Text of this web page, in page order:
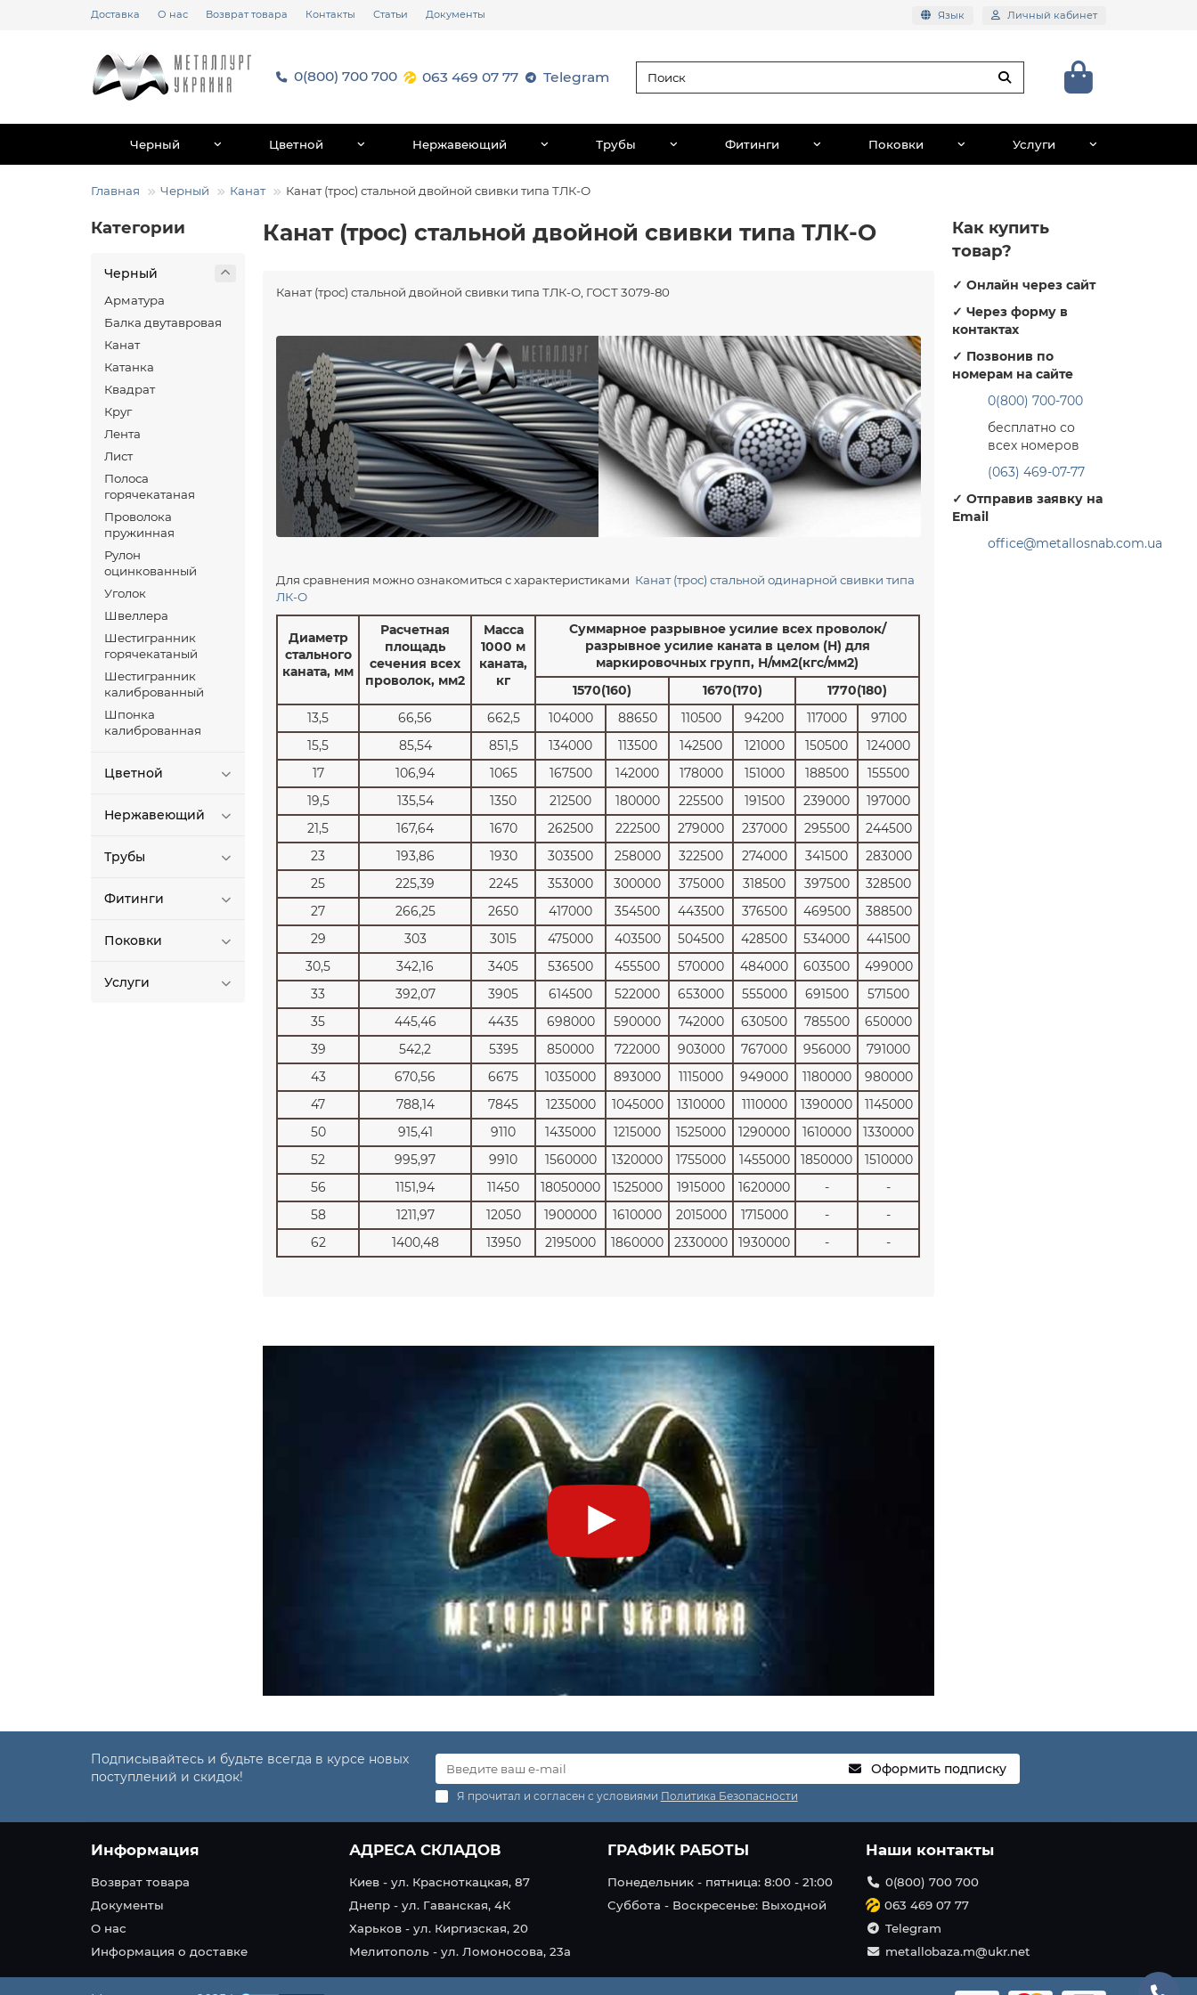
Доставка О нас Возврат товара Контакты Статьи Документы Язык Личный кабинет
0(800) 700 700 063 469 07 77 Telegram
Черный Цветной Нержавеющий Трубы Фитинги Поковки Услуги
Главная Черный Канат Канат (трос) стальной двойной свивки типа ТЛК-О
Категории
Черный
Арматура
Балка двутавровая
Канат
Катанка
Квадрат
Круг
Лента
Лист
Полоса
горячекатаная
Проволока
пружинная
Рулон
оцинкованный
Уголок
Швеллера
Шестигранник
горячекатаный
Шестигранник
калиброванный
Шпонка
калиброванная
Цветной
Нержавеющий
Трубы
Фитинги
Поковки
Услуги
Канат (трос) стальной двойной свивки типа ТЛК-О
Канат (трос) стальной двойной свивки типа ТЛК-О, ГОСТ 3079-80
Для сравнения можно ознакомиться с характеристиками Канат (трос) стальной одинарной свивки типа
ЛК-О
Диаметр
стального
каната, мм
Расчетная
площадь
сечения всех
проволок, мм2
Масса
1000 м
каната,
кг
Суммарное разрывное усилие всех проволок/
разрывное усилие каната в целом (Н) для
маркировочных групп, Н/мм2(кгс/мм2)
1570(160)
1670(170)
1770(180)
13,5
66,56 662,5 104000 88650 110500 94200 117000
97100
15,5
85,54 851,5 134000 113500 142500 121000 150500
124000
17
106,94 1065 167500 142000 178000 151000 188500
155500
19,5
135,54 1350 212500 180000 225500 191500 239000
197000
21,5
167,64 1670 262500 222500 279000 237000 295500
244500
23
193,86 1930 303500 258000 322500 274000 341500
283000
25
225,39 2245 353000 300000 375000 318500 397500
328500
27
266,25 2650 417000 354500 443500 376500 469500
388500
29
303 3015 475000 403500 504500 428500 534000
441500
30,5
342,16 3405 536500 455500 570000 484000 603500
499000
33
392,07 3905 614500 522000 653000 555000 691500
571500
35
445,46 4435 698000 590000 742000 630500 785500
650000
39
542,2 5395 850000 722000 903000 767000 956000
791000
43
670,56 6675 1035000 893000 1115000 949000 1180000
980000
47
788,14 7845 1235000 1045000 1310000 1110000 1390000
1145000
50
915,41 9110 1435000 1215000 1525000 1290000 1610000
1330000
52
995,97 9910 1560000 1320000 1755000 1455000 1850000
1510000
56
1151,94 11450 18050000 1525000 1915000 1620000 -
-
58
1211,97 12050 1900000 1610000 2015000 1715000 -
-
62
1400,48 13950 2195000 1860000 2330000 1930000 - -
Как купить
товар?
✓ Онлайн через сайт
✓ Через форму в
контактах
✓ Позвонив по
номерам на сайте
0(800) 700-700
бесплатно со
всех номеров
(063) 469-07-77
✓ Отправив заявку на
Email
office@metallosnab.com.ua
Подписывайтесь и будьте всегда в курсе новых
поступлений и скидок!
Оформить подписку
Я прочитал и согласен с условиями Политика Безопасности
Информация
Возврат товара
Документы
О нас
Информация о доставке
АДРЕСА СКЛАДОВ
Киев - ул. Красноткацкая, 87
Днепр - ул. Гаванская, 4К
Харьков - ул. Киргизская, 20
Мелитополь - ул. Ломоносова, 23а
ГРАФИК РАБОТЫ
Понедельник - пятница: 8:00 - 21:00
Суббота - Воскресенье: Выходной
Наши контакты
0(800) 700 700
063 469 07 77
Telegram
metallobaza.m@ukr.net